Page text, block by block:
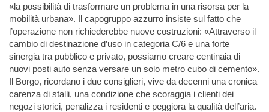
«la possibilità di trasformare un problema in una risorsa per la
mobilità urbana». Il capogruppo azzurro insiste sul fatto che
l’operazione non richiederebbe nuove costruzioni: «Attraverso il
cambio di destinazione d’uso in categoria C/6 e una forte
sinergia tra pubblico e privato, possiamo creare centinaia di
nuovi posti auto senza versare un solo metro cubo di cemento».
Il Borgo, ricordano i due consiglieri, vive da decenni una cronica
carenza di stalli, una condizione che scoraggia i clienti dei
negozi storici, penalizza i residenti e peggiora la qualità dell’aria.